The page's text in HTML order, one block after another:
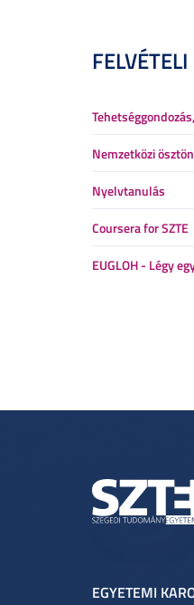
FELVÉTELI
Nemzetközi
Nyelvtanulás
Coursera for SZTE
EUGLOH - Légy
EGYETEMI